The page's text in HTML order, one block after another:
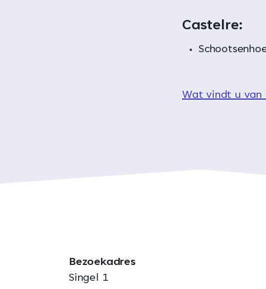
Castelre:
Wat vindt u van
Bezoekadres
Singel 1